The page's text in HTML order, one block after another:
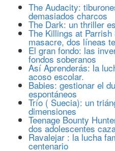
The Audacity:
demasiados charcos
The Dark: un thriller
The Killings at
masacre, dos líneas
El gran fondo: las
fondos soberanos
Así Aprenderás: la
acoso escolar.
Babies: gestionar el
espontáneos
Trío ( Suecia): un
dimensiones
Teenage Bounty
dos adolescentes
Ravalejar : la lucha
centenario